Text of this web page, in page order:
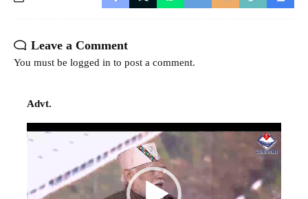
Leave a Comment
You must be logged in to post a comment.
Advt.
Video